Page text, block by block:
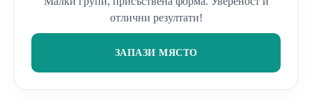
отлични резултати!
ЗАПАЗИ МЯСТО